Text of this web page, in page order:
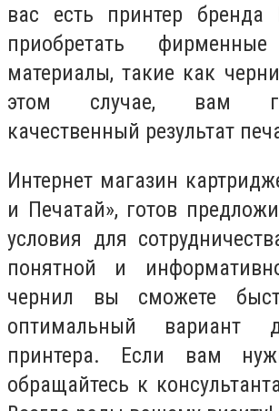
вас есть принтер бренда
приобретать
материалы, такие как
этом случае, вам
качественный результат
Интернет магазин
и Печатай», готов
условия для
понятной и
чернил вы сможете
оптимальный вариант
принтера. Если вам
обращайтесь к